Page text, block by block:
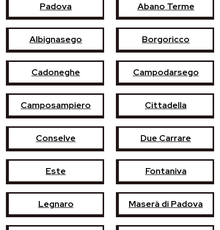
Padova Abano Terme
Albignasego Borgoricco
Cadoneghe Campodarsego
Camposampiero Cittadella
Conselve Due Carrare
Este Fontaniva
Legnaro Maserà di Padova